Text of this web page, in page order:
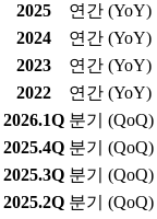
2025
연간 (YoY)
2024
연간 (YoY)
2023
연간 (YoY)
2022
연간 (YoY)
2026.1Q 분기 (QoQ)
2025.4Q 분기 (QoQ)
2025.3Q 분기 (QoQ)
2025.2Q 분기 (QoQ)